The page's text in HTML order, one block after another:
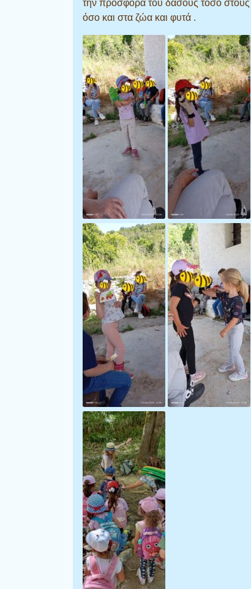
την προσφορά του δάσους τόσο
όσο και στα ζώα και φυτά .